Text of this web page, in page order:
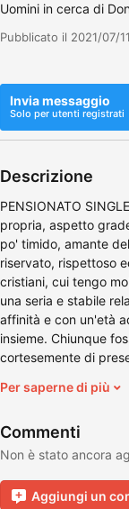
Uomini in cerca di
Pubblicato il 2021/07/
Invia messaggio
Solo per utenti registrati
Descrizione
PENSIONATO
propria, aspetto
po' timido, amante
riservato, rispettoso
cristiani, cui tengo
una seria e stabile
affinità e con un'età
insieme. Chiunque
cortesemente di
Per saperne di più
Commenti
Non è stato ancora
Aggiungi un